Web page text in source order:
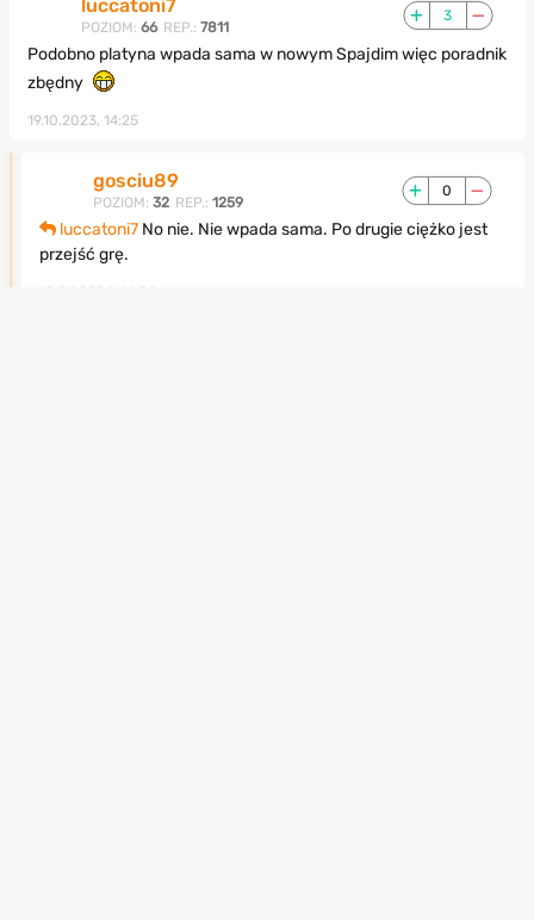
luccatoni7
POZIOM: 66 REP.: 7811
3
Podobno platyna wpada sama w nowym Spajdim więc poradnik
zbędny
19.10.2023, 14:25
gosciu89
POZIOM: 32 REP.: 1259
0
luccatoni7 No nie. Nie wpada sama. Po drugie ciężko jest
przejść grę.